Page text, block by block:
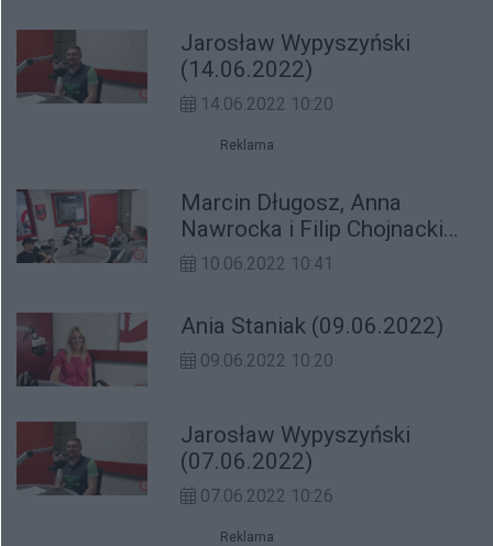
Jarosław Wypyszyński
(14.06.2022)
14.06.2022 10:20
Reklama
Marcin Długosz, Anna
Nawrocka i Filip Chojnacki
(10.06.2022)
10.06.2022 10:41
Ania Staniak (09.06.2022)
09.06.2022 10:20
Jarosław Wypyszyński
(07.06.2022)
07.06.2022 10:26
Reklama